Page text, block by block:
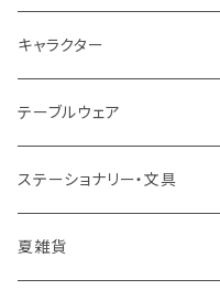
キャラクター
テーブルウェア
マグカップ
スプーン
ステーショナリー・文具
夏雑貨